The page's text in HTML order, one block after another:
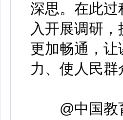
深思。在此
入开展调研
更加畅通，
力、使人民
@中国教育